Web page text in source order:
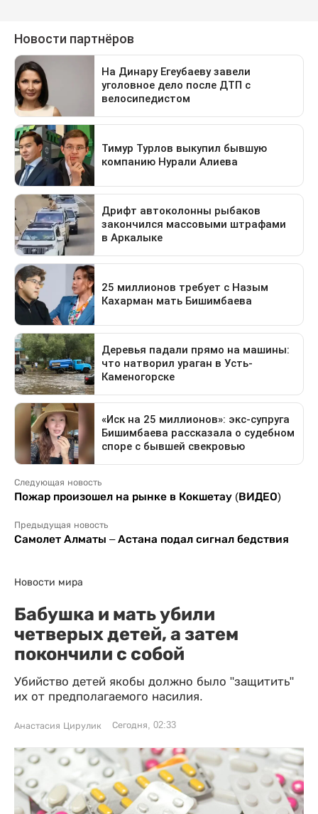
Следующая новость
Пожар произошел на рынке в Кокшетау (ВИДЕО)
Предыдущая новость
Самолет Алматы – Астана подал сигнал бедствия
Новости мира
Бабушка и мать убили
четверых детей, а затем
покончили с собой
Убийство детей якобы должно было "защитить"
их от предполагаемого насилия.
Анастасия Цирулик Сегодня, 02:33